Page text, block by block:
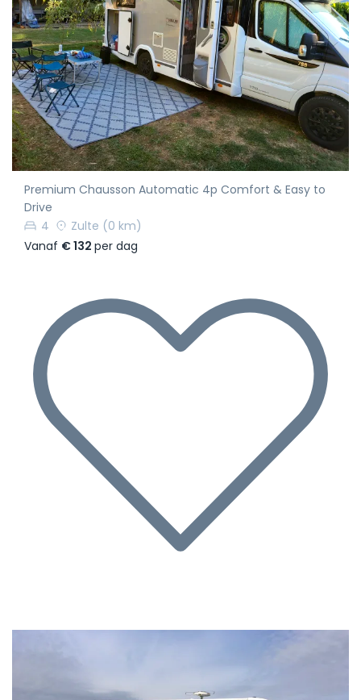
Premium Chausson Automatic 4p Comfort & Easy to
Drive
4
Zulte (0 km)
Vanaf € 132 per dag